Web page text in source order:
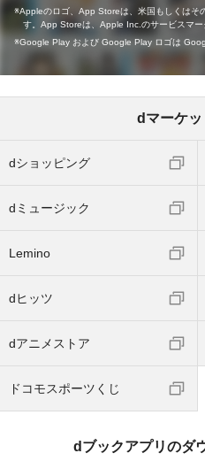
Appleのロゴ、App Storeは、米国もしくはそ
す。App Storeは、Apple Inc.のサービスマー
Google Play および Google Play ロゴは
dマーケ
dショッピング
dミュージック
Lemino
dヒッツ
dアニメストア
ドコモスポーツくじ
dブックアプリのダ